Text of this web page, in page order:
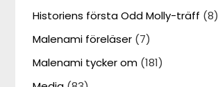
Historiens första Odd Molly-träff (8)
Malenami föreläser (7)
Malenami tycker om (181)